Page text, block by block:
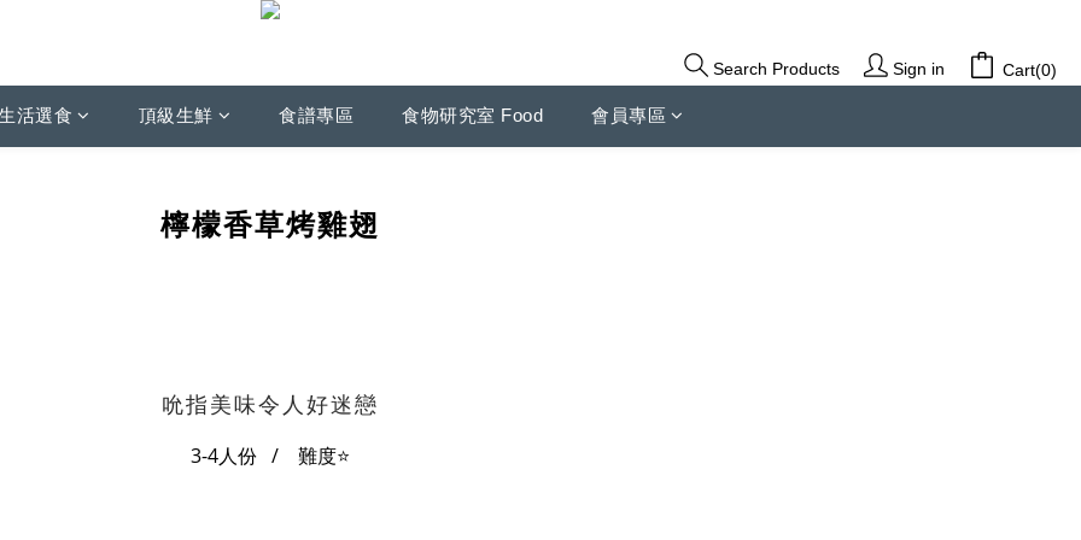
Search Products Sign in Cart(0)
活選食 頂級生鮮 食譜專區 食物研究室 Food 會員專區
檸檬香草烤雞翅
吮指美味令人好迷戀
3-4人份 / 難度⭐